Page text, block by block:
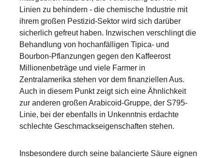
Linien zu behindern - die chemische Industrie mit
ihrem großen Pestizid-Sektor wird sich darüber
sicherlich gefreut haben. Inzwischen verschlingt die
Behandlung von hochanfälligen Tipica- und
Bourbon-Pflanzungen gegen den Kaffeerost
Millionenbeträge und viele Farmer in
Zentralamerika stehen vor dem finanziellen Aus.
Auch in diesem Punkt zeigt sich eine Ähnlichkeit
zur anderen großen Arabicoid-Gruppe, der S795-
Linie, bei der ebenfalls in Unkenntnis erdachte
schlechte Geschmackseigenschaften stehen.
Insbesondere durch seine balancierte Säure eignen